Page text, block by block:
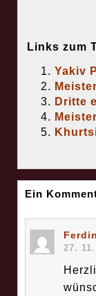
Links zum
Yakiv
Dritte
Ein
27.